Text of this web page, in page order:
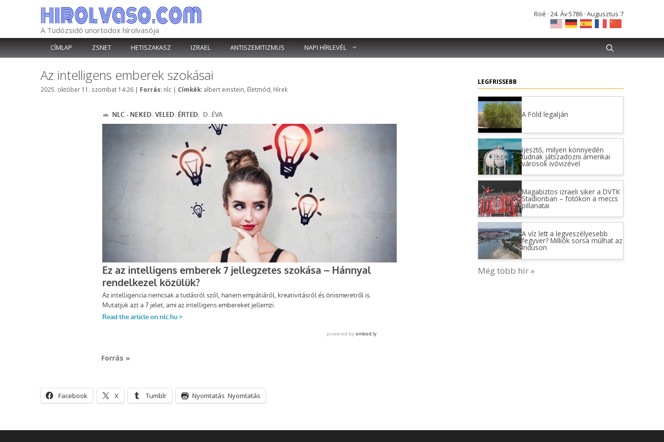
A Tudózsidó unortodox hírolvasója
Röé · 24. Áv 5786 · Augusztus 7
CÍMLAP ZSNET HETISZAKASZ IZRAEL ANTISZEMITIZMUS NAPI HÍRLEVÉL
Az intelligens emberek szokásai
2025. október 11. szombat 14:26 | Forrás: Kategória
nlc | Címkék: Címkék
albert einstein Életmód Hírek
Forrás »
Facebook X Tumblr Nyomtatás Nyomtatás
LEGFRISSEBB
A Föld legalján
Ijesztő, milyen könnyedén
tudnak játszadozni amerikai
városok ivóvizével
Magabiztos izraeli siker a DVTK
Stadionban – fotókon a meccs
pillanatai
A víz lett a legveszélyesebb
fegyver? Milliók sorsa múlhat az
Induson
Még több hír »